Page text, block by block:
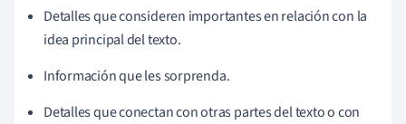
Detalles que consideren importantes en relación con la
idea principal del texto.
Información que les sorprenda.
Detalles que conectan con otras partes del texto o con